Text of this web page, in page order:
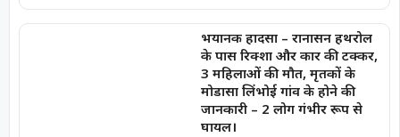
भयानक हादसा – रानासन हथरोल
के पास रिक्शा और कार की टक्कर,
3 महिलाओं की मौत, मृतकों के
मोडासा लिंभोई गांव के होने की
जानकारी – 2 लोग गंभीर रूप से
घायल।